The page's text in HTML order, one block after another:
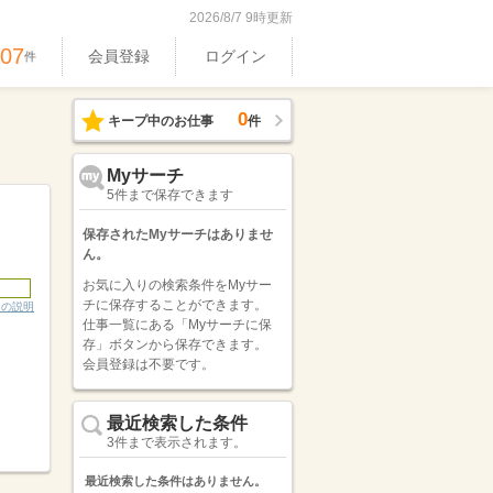
2026/8/7 9時更新
件 会員登録 ログイン
説明
キープ中のお仕事 0件
Myサーチ
5件まで保存できます
保存されたMyサーチはありませ
ん。
お気に入りの検索条件をMyサー
チに保存することができます。
仕事一覧にある「Myサーチに保
存」ボタンから保存できます。
会員登録は不要です。
最近検索した条件
3件まで表示されます。
最近検索した条件はありません。